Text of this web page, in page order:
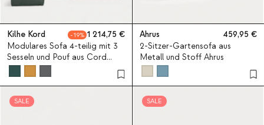
Kilhe Kord 19
1 214,75
Modulares Sofa 4-teilig mit 3
Sesseln und Pouf aus Cord
Kilhe
Ahrus
459,95
2-Sitzer-Gartensofa aus
Metall und Stoff Ahrus
SALE SALE